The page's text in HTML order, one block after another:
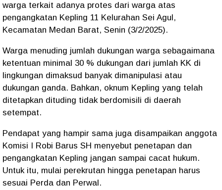
warga terkait adanya protes dari warga atas
pengangkatan Kepling 11 Kelurahan Sei Agul,
Kecamatan Medan Barat, Senin (3/2/2025).
Warga menuding jumlah dukungan warga sebagaimana
ketentuan minimal 30 % dukungan dari jumlah KK di
lingkungan dimaksud banyak dimanipulasi atau
dukungan ganda. Bahkan, oknum Kepling yang telah
ditetapkan dituding tidak berdomisili di daerah
setempat.
Pendapat yang hampir sama juga disampaikan anggota
Komisi I Robi Barus SH menyebut penetapan dan
pengangkatan Kepling jangan sampai cacat hukum.
Untuk itu, mulai perekrutan hingga penetapan harus
sesuai Perda dan Perwal.